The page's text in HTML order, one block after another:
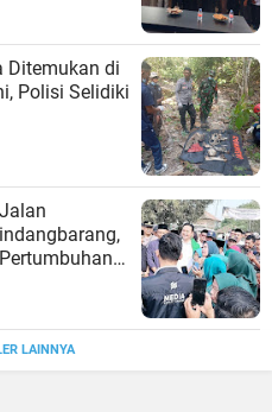
Ditemukan di
Polisi Selidiki
LAINNYA